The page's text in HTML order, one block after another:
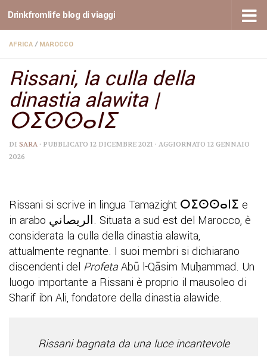
Sotto il contenuto
Drinkfromlife blog di viaggi
AFRICA/ MAROCCO
Rissani, la culla della
dinastia alawita |
ⵔⵉⵙⵙⴰⵏⵉ
DI SARA · PUBBLICATO 12 DICEMBRE 2021 · AGGIORNATO 12 GENNAIO
2026
Rissani si scrive in linguaTamazight ⵔⵉⵙⵙⴰⵏⵉ e
in arabo الريصاني. Situata a sud est del Marocco, è
considerata la culla della dinastia alawita,
attualmente regnante. I suoi membri si dichiarano
discendenti del ProfetaAbū l-Qāsim Muḥammad. Un
luogo importante a Rissani è proprio il mausoleo di
Sharif ibn Ali, fondatore della dinastia alawide.
Rissani bagnata da una luce incantevole